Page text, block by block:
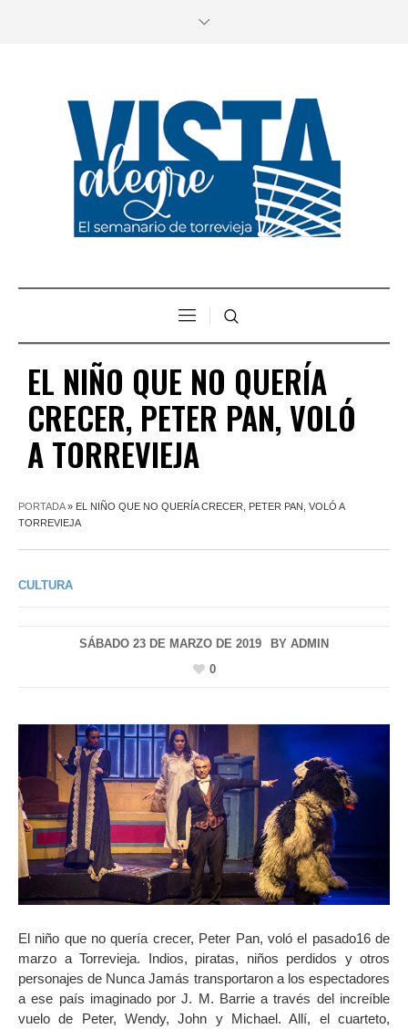
EL NIÑO QUE NO QUERÍA
CRECER, PETER PAN, VOLÓ
A TORREVIEJA
PORTADA» EL NIÑO QUE NO QUERÍA CRECER, PETER PAN, VOLÓ A
TORREVIEJA
CULTURA
SÁBADO 23 DE MARZO DE 2019 BY ADMIN
0
El niño que no quería crecer, Peter Pan, voló el pasado16 de
marzo a Torrevieja. Indios, piratas, niños perdidos y otros
personajes de Nunca Jamás transportaron a los espectadores
a ese país imaginado por J. M. Barrie a través del increíble
vuelo de Peter, Wendy, John y Michael. Allí, el cuarteto,